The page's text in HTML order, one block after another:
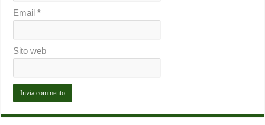
Email*
Sito web